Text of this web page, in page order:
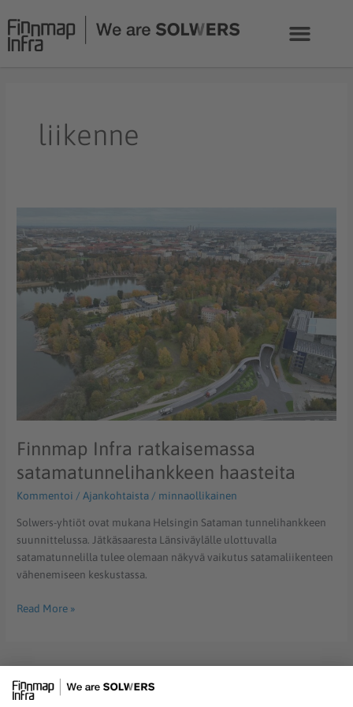
sisältöön
liikenne
Finnmap Infra ratkaisemassa
satamatunnelihankkeen haasteita
Kommentoi /Ajankohtaista / minnaollikainen
Solwers-yhtiöt ovat mukana Helsingin Sataman tunnelihankkeen
suunnittelussa. Jätkäsaaresta Länsiväylälle ulottuvalla
satamatunnelilla tulee olemaan näkyvä vaikutus satamaliikenteen
vähenemiseen keskustassa.
Infra
ratkaisemassa
satamatunnelihankkeen
haasteita
Read More »